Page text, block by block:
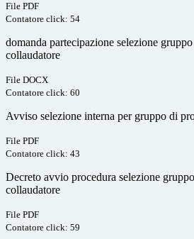
File PDF
Contatore click: 54
domanda partecipazione selezione
collaudatore
File DOCX
Contatore click: 60
Avviso selezione interna per gruppo di
File PDF
Contatore click: 43
Decreto avvio procedura selezione
collaudatore
File PDF
Contatore click: 59